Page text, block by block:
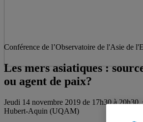
Conférence de l’Observatoire de l'Asie de
Les mers asiatiques :
ou agent de paix?
Jeudi 14 novembre 2019 de 17h30 à
Hubert-Aquin (UQAM)